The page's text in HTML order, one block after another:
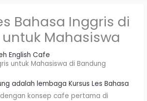
Bahasa Inggris di
Mahasiswa
English Cafe
untuk Mahasiswa di Bandung
adalah lembaga Kursus Les Bahasa
dengan konsep cafe pertama di